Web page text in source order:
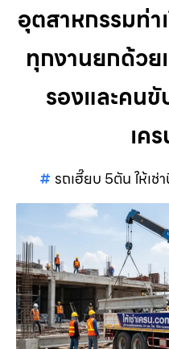
อุตสาหกรรมท่า
ทุกงานยกด้วย
รองและคนขั
เค
รถเฮี๊ยบ 5ตัน ให้เ